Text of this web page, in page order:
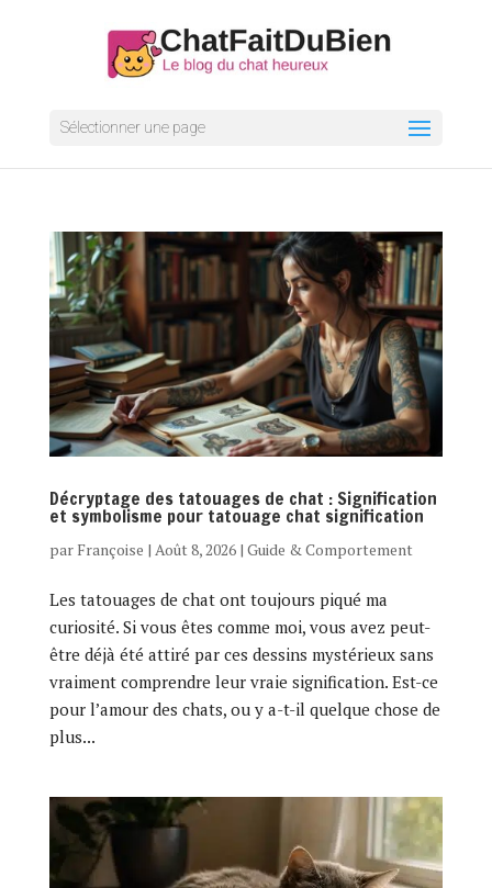
Sélectionner une page
Décryptage des tatouages de chat : Signification
et symbolisme pour tatouage chat signification
par Françoise | Août 8, 2026| Guide & Comportement
Les tatouages de chat ont toujours piqué ma
curiosité. Si vous êtes comme moi, vous avez peut-
être déjà été attiré par ces dessins mystérieux sans
vraiment comprendre leur vraie signification. Est-ce
pour l’amour des chats, ou y a-t-il quelque chose de
plus...